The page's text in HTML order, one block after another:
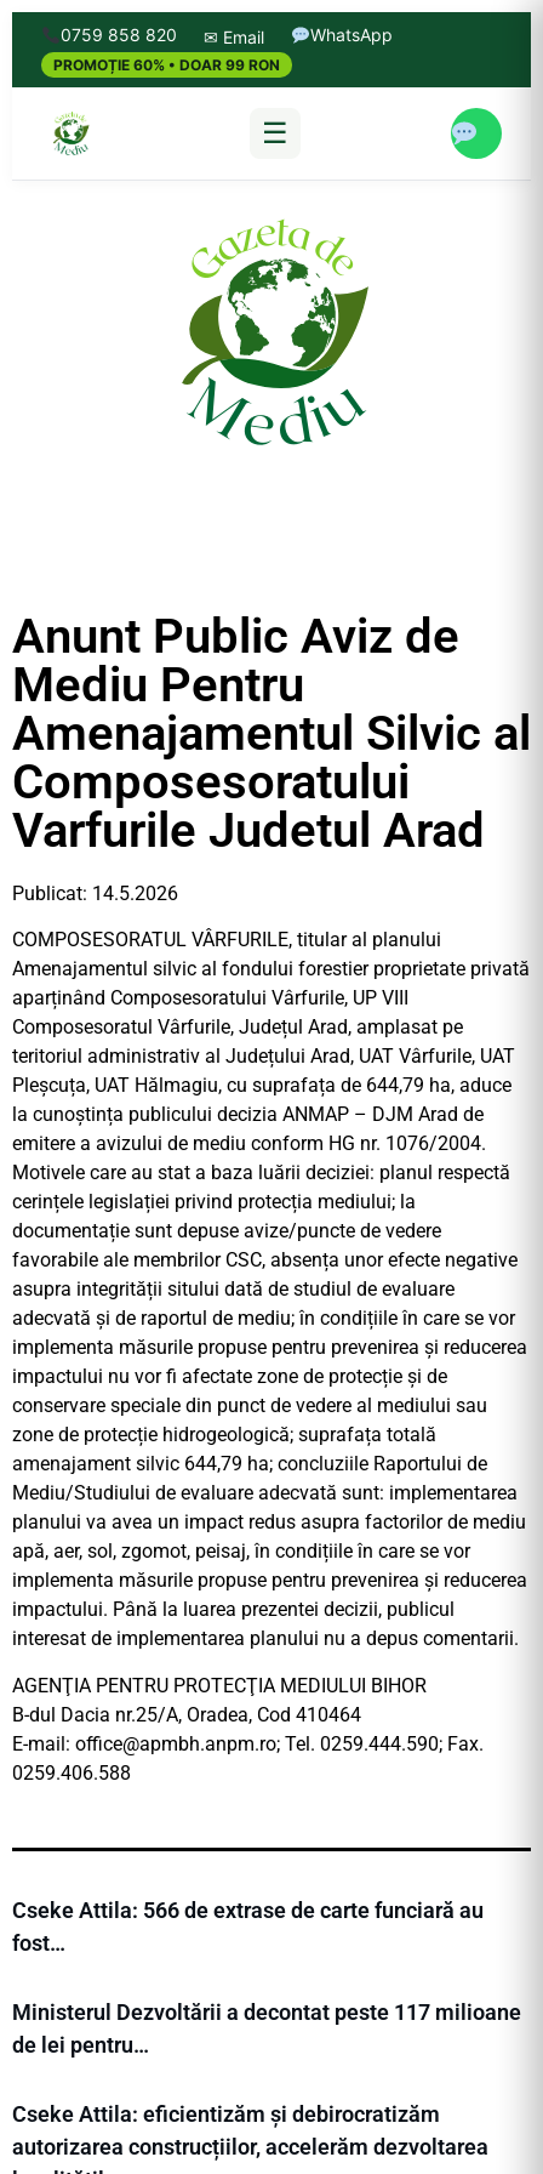
0759 858 820 ✉ Email WhatsApp
PROMOȚIE 60% • DOAR 99 RON
☰
Anunt Public Aviz de
Mediu Pentru
Amenajamentul Silvic al
Composesoratului
Varfurile Judetul Arad
Publicat: 14.5.2026
COMPOSESORATUL VÂRFURILE, titular al planului
Amenajamentul silvic al fondului forestier proprietate privată
aparținând Composesoratului Vârfurile, UP VIII
Composesoratul Vârfurile, Județul Arad, amplasat pe
teritoriul administrativ al Județului Arad, UAT Vârfurile, UAT
Pleșcuța, UAT Hălmagiu, cu suprafața de 644,79 ha, aduce
la cunoștința publicului decizia ANMAP – DJM Arad de
emitere a avizului de mediu conform HG nr. 1076/2004.
Motivele care au stat a baza luării deciziei: planul respectă
cerințele legislației privind protecția mediului; la
documentație sunt depuse avize/puncte de vedere
favorabile ale membrilor CSC, absența unor efecte negative
asupra integrității sitului dată de studiul de evaluare
adecvată și de raportul de mediu; în condițiile în care se vor
implementa măsurile propuse pentru prevenirea și reducerea
impactului nu vor fi afectate zone de protecție și de
conservare speciale din punct de vedere al mediului sau
zone de protecție hidrogeologică; suprafața totală
amenajament silvic 644,79 ha; concluziile Raportului de
Mediu/Studiului de evaluare adecvată sunt: implementarea
planului va avea un impact redus asupra factorilor de mediu
apă, aer, sol, zgomot, peisaj, în condițiile în care se vor
implementa măsurile propuse pentru prevenirea și reducerea
impactului. Până la luarea prezentei decizii, publicul
interesat de implementarea planului nu a depus comentarii.
AGENŢIA PENTRU PROTECŢIA MEDIULUI BIHOR
B-dul Dacia nr.25/A, Oradea, Cod 410464
E-mail: office@apmbh.anpm.ro; Tel. 0259.444.590; Fax.
0259.406.588
Cseke Attila: 566 de extrase de carte funciară au
fost…
Ministerul Dezvoltării a decontat peste 117 milioane
de lei pentru…
Cseke Attila: eficientizăm și debirocratizăm
autorizarea construcțiilor, accelerăm dezvoltarea